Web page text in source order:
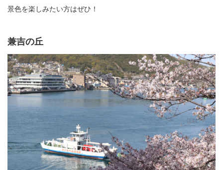
景色を楽しみたい方はぜひ！
兼吉の丘